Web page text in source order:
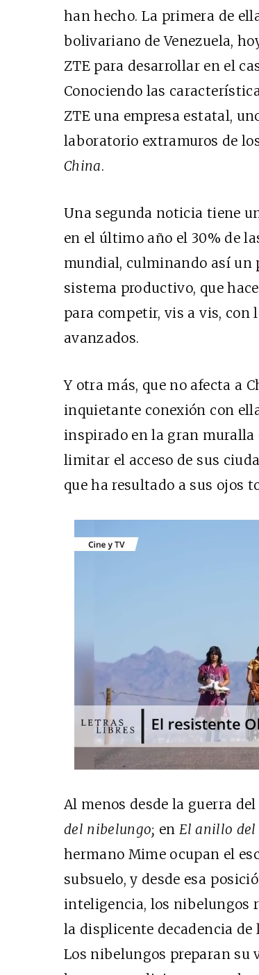
han hecho. La primera de
bolivariano de Venezuela,
ZTE para desarrollar en el
Conociendo las
ZTE una empresa estatal,
laboratorio extramuros de
China.
Una segunda noticia tiene
en el último año el 30% de
mundial, culminando así un
sistema productivo, que
para competir, vis a vis, con
avanzados.
Y otra más, que no afecta a
inquietante conexión con
inspirado en la gran muralla
limitar el acceso de sus
que ha resultado a sus ojos
Al menos desde la guerra
del nibelungo; en El anillo del
hermano Mime ocupan el
subsuelo, y desde esa
inteligencia, los nibelungos
la displicente decadencia de
Los nibelungos preparan su